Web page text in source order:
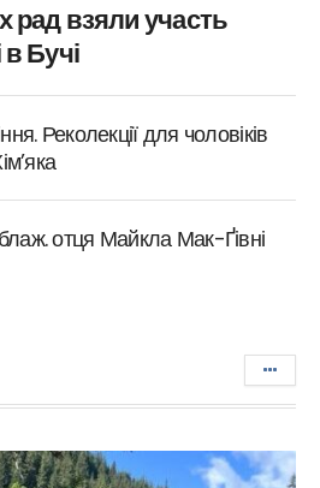
рад взяли участь
Бучі
Реколекції для чоловіків
отця Майкла Мак-Ґівні